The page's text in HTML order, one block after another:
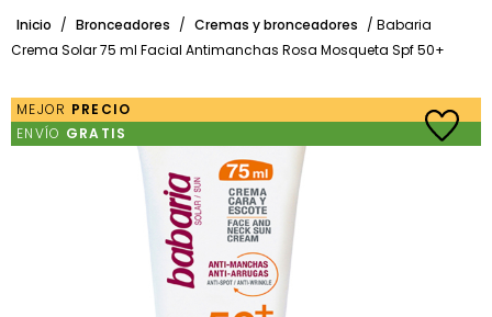
Inicio / Bronceadores / Cremas y bronceadores / Babaria
Crema Solar 75 ml Facial Antimanchas Rosa Mosqueta Spf 50+
MEJOR PRECIO
ENVÍO GRATIS